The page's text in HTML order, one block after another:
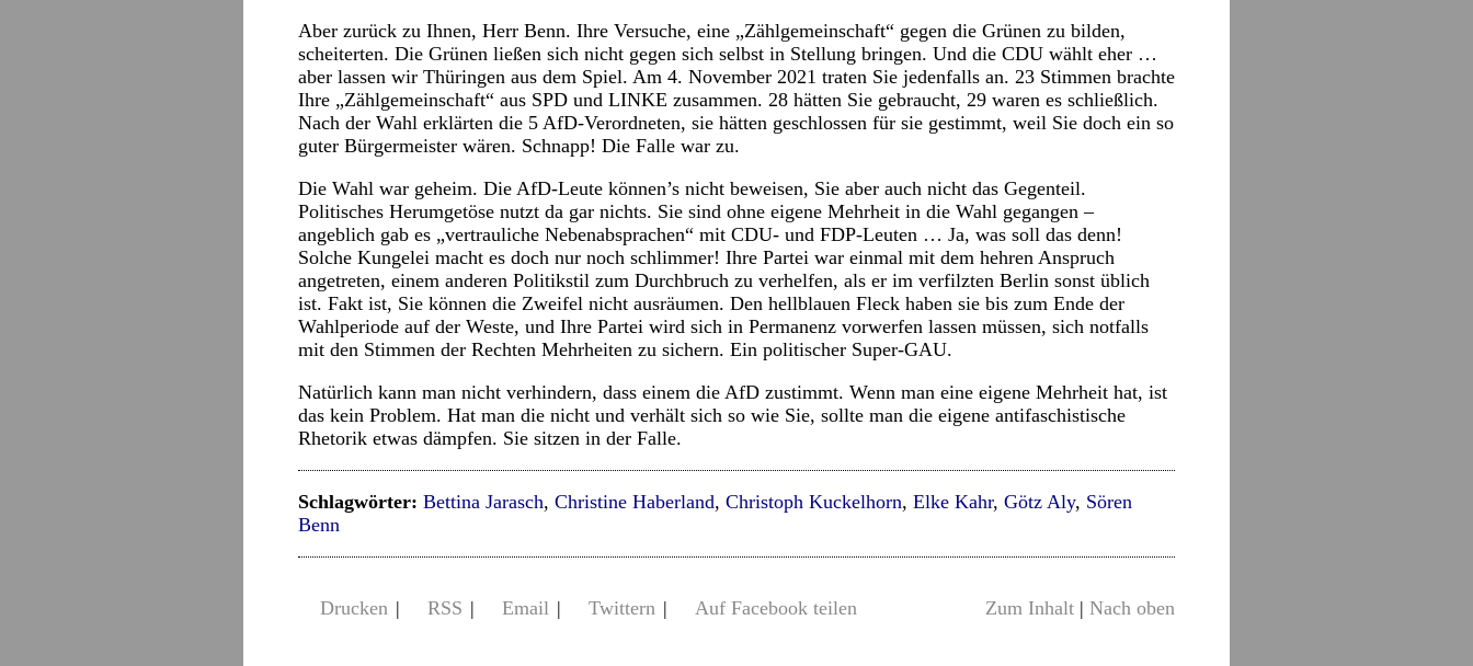
Aber zurück zu Ihnen, Herr Benn. Ihre Versuche, eine „Zählgemeinschaft“ gegen die Grünen zu bilden,
scheiterten. Die Grünen ließen sich nicht gegen sich selbst in Stellung bringen. Und die CDU wählt eher …
aber lassen wir Thüringen aus dem Spiel. Am 4. November 2021 traten Sie jedenfalls an. 23 Stimmen brachte
Ihre „Zählgemeinschaft“ aus SPD und LINKE zusammen. 28 hätten Sie gebraucht, 29 waren es schließlich.
Nach der Wahl erklärten die 5 AfD-Verordneten, sie hätten geschlossen für sie gestimmt, weil Sie doch ein so
guter Bürgermeister wären. Schnapp! Die Falle war zu.
Die Wahl war geheim. Die AfD-Leute können’s nicht beweisen, Sie aber auch nicht das Gegenteil.
Politisches Herumgetöse nutzt da gar nichts. Sie sind ohne eigene Mehrheit in die Wahl gegangen –
angeblich gab es „vertrauliche Nebenabsprachen“ mit CDU- und FDP-Leuten … Ja, was soll das denn!
Solche Kungelei macht es doch nur noch schlimmer! Ihre Partei war einmal mit dem hehren Anspruch
angetreten, einem anderen Politikstil zum Durchbruch zu verhelfen, als er im verfilzten Berlin sonst üblich
ist. Fakt ist, Sie können die Zweifel nicht ausräumen. Den hellblauen Fleck haben sie bis zum Ende der
Wahlperiode auf der Weste, und Ihre Partei wird sich in Permanenz vorwerfen lassen müssen, sich notfalls
mit den Stimmen der Rechten Mehrheiten zu sichern. Ein politischer Super-GAU.
Natürlich kann man nicht verhindern, dass einem die AfD zustimmt. Wenn man eine eigene Mehrheit hat, ist
das kein Problem. Hat man die nicht und verhält sich so wie Sie, sollte man die eigene antifaschistische
Rhetorik etwas dämpfen. Sie sitzen in der Falle.
Schlagwörter: Bettina Jarasch, Christine Haberland, Christoph Kuckelhorn, Elke Kahr, Götz Aly, Sören
Benn
Drucken | RSS | Email | Twittern | Auf Facebook teilen Zum Inhalt | Nach oben